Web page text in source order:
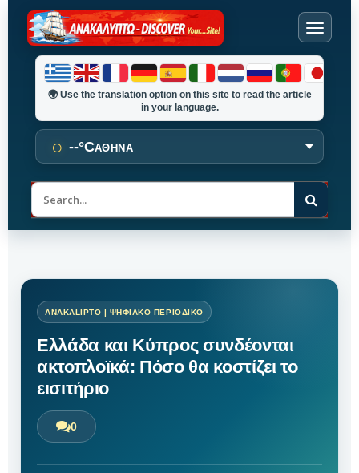
🌍Use the translation option on this site to read the article
in your language.
○ --°CΑΘΗΝΑ
Α
α
ζ
Ελλάδα και Κύπρος συνδέονται
ακτοπλοϊκά: Πόσο θα κοστίζει το
εισιτήριο
0